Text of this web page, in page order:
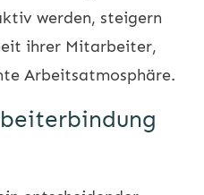
werden, steigern
ihrer Mitarbeiter,
Arbeitsatmosphäre.